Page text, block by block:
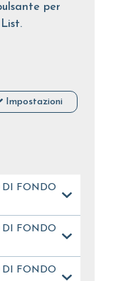
per
Impostazioni
DI FONDO
DI FONDO
DI FONDO